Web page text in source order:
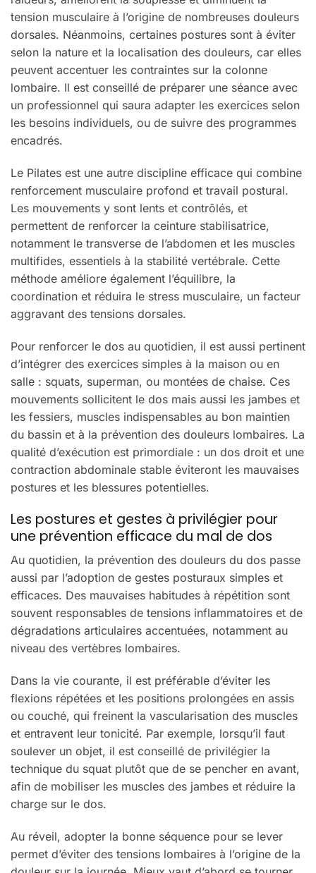
tension musculaire à l’origine de nombreuses douleurs
dorsales. Néanmoins, certaines postures sont à éviter
selon la nature et la localisation des douleurs, car elles
peuvent accentuer les contraintes sur la colonne
lombaire. Il est conseillé de préparer une séance avec
un professionnel qui saura adapter les exercices selon
les besoins individuels, ou de suivre des programmes
encadrés.
Le Pilates est une autre discipline efficace qui combine
renforcement musculaire profond et travail postural.
Les mouvements y sont lents et contrôlés, et
permettent de renforcer la ceinture stabilisatrice,
notamment le transverse de l’abdomen et les muscles
multifides, essentiels à la stabilité vertébrale. Cette
méthode améliore également l’équilibre, la
coordination et réduira le stress musculaire, un facteur
aggravant des tensions dorsales.
Pour renforcer le dos au quotidien, il est aussi pertinent
d’intégrer des exercices simples à la maison ou en
salle : squats, superman, ou montées de chaise. Ces
mouvements sollicitent le dos mais aussi les jambes et
les fessiers, muscles indispensables au bon maintien
du bassin et à la prévention des douleurs lombaires. La
qualité d’exécution est primordiale : un dos droit et une
contraction abdominale stable éviteront les mauvaises
postures et les blessures potentielles.
Les postures et gestes à privilégier pour
une prévention efficace du mal de dos
Au quotidien, la prévention des douleurs du dos passe
aussi par l’adoption de gestes posturaux simples et
efficaces. Des mauvaises habitudes à répétition sont
souvent responsables de tensions inflammatoires et de
dégradations articulaires accentuées, notamment au
niveau des vertèbres lombaires.
Dans la vie courante, il est préférable d’éviter les
flexions répétées et les positions prolongées en assis
ou couché, qui freinent la vascularisation des muscles
et entravent leur tonicité. Par exemple, lorsqu’il faut
soulever un objet, il est conseillé de privilégier la
technique du squat plutôt que de se pencher en avant,
afin de mobiliser les muscles des jambes et réduire la
charge sur le dos.
Au réveil, adopter la bonne séquence pour se lever
permet d’éviter des tensions lombaires à l’origine de la